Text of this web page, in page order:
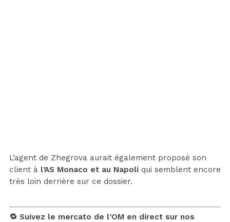
L’agent de Zhegrova aurait également proposé son
client à l’AS Monaco et au Napoli qui semblent encore
très loin derrière sur ce dossier.
🔁 Suivez le mercato de l’OM en direct sur nos